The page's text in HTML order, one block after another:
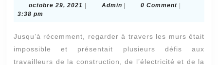
:
est-
ce
octobre 29, 2021 octobre
| AdminAdmin
| 0 Comment |
3:38 pm
Jusqu’à récemment, regarder à travers les murs était
impossible et présentait plusieurs défis aux
travailleurs de la construction, de l’électricité et de la